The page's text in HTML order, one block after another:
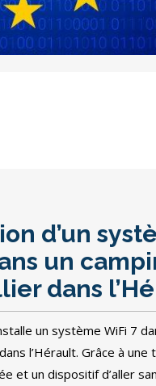
d’un
un
dans
un système WiFi 7
l’Hérault. Grâce à une
et un dispositif d’aller